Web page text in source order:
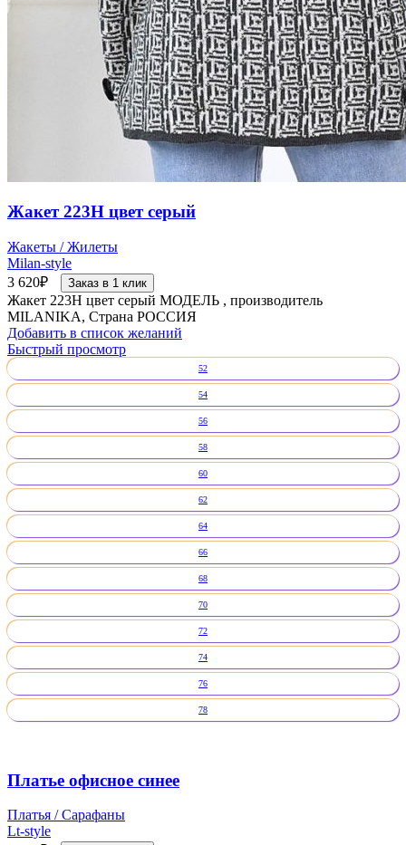
Жакет 223Н цвет серый
Жакеты / Жилеты
Milan-style
3 620₽ Заказ в 1 клик
Жакет 223Н цвет серый МОДЕЛЬ , производитель
MILANIKA, Страна РОССИЯ
Добавить в список желаний
Быстрый просмотр
52
54
56
58
60
62
64
66
68
70
72
74
76
78
Платье офисное синее
Платья / Сарафаны
Lt-style